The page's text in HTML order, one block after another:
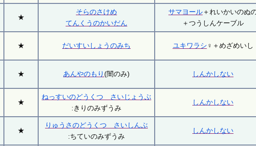
★
そらのさけめ
てんくうのかいだん
サマヨール＋れいかいのぬ
＋つうしんケーブル
★ だいすいしょうのみち ユキワラシ ♀＋めざめいし
★ あんやのもり(闇のみ) しんかしない
★
ねっすいのどうくつ さいじょうぶ
:きりのみずうみ
しんかしない
★
りゅうさのどうくつ さいしんぶ
:ちていのみずうみ
しんかしない